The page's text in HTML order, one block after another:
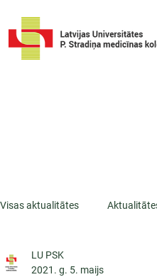
Visas aktualitātes
ESF projekti
LU PSK
2021. g. 5. maijs